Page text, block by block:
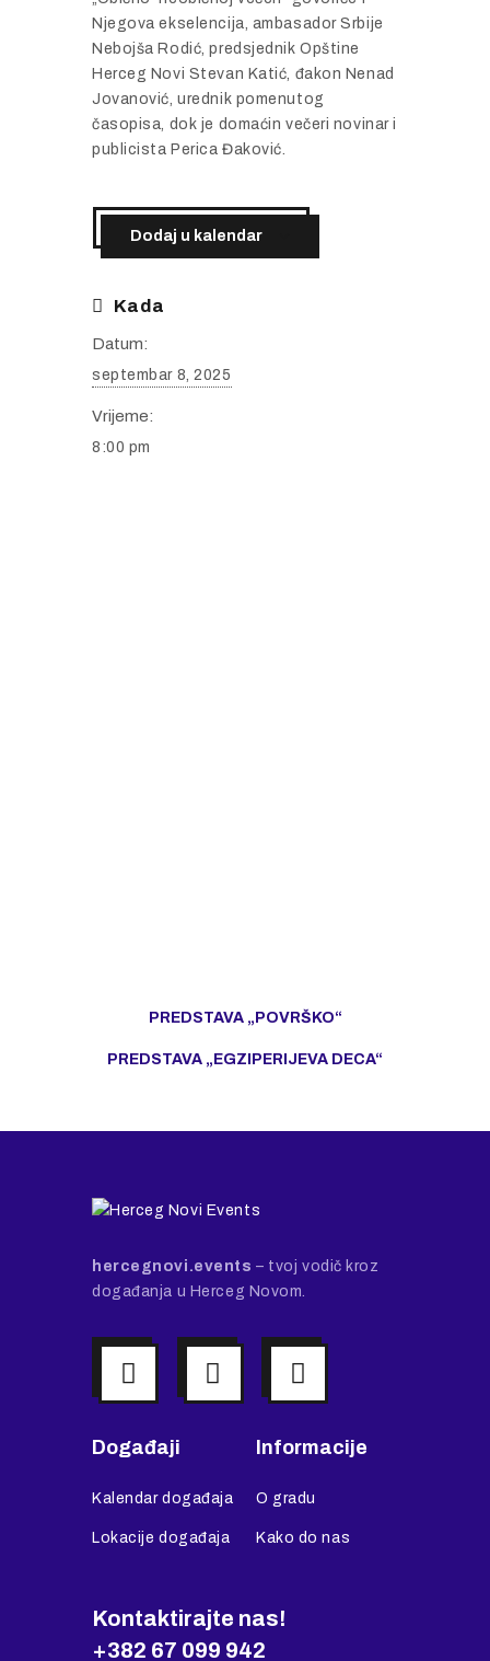
Njegova ekselencija, ambasador Srbije
Nebojša Rodić, predsjednik Opštine
Herceg Novi Stevan Katić, đakon Nenad
Jovanović, urednik pomenutog
časopisa, dok je domaćin večeri novinar i
publicista Perica Đaković.
Dodaj u kalendar
Kada
Datum:
septembar 8, 2025
Vrijeme:
8:00 pm
PREDSTAVA „POVRŠKO“
PREDSTAVA „EGZIPERIJEVA DECA“
hercegnovi.events – tvoj vodič kroz
događanja u Herceg Novom.
Događaji
Kalendar događaja
Lokacije događaja
Informacije
O gradu
Kako do nas
Kontaktirajte nas!
+382 67 099 942